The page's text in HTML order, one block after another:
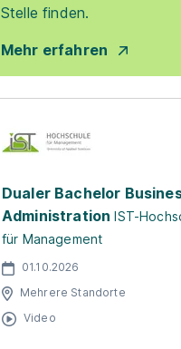
Stelle finden.
Mehr erfahren
Dualer Bachelor
Administration IST-
für Management
01.10.2026
Mehrere Standorte
Video